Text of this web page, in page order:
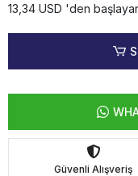
13,34 USD 'den
Güvenli Alışveriş